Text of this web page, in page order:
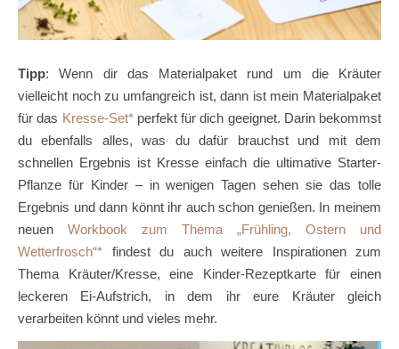
Tipp: Wenn dir das Materialpaket rund um die Kräuter
vielleicht noch zu umfangreich ist, dann ist mein Materialpaket
für das Kresse-Set perfekt für dich geeignet. Darin bekommst
du ebenfalls alles, was du dafür brauchst und mit dem
schnellen Ergebnis ist Kresse einfach die ultimative Starter-
Pflanze für Kinder – in wenigen Tagen sehen sie das tolle
Ergebnis und dann könnt ihr auch schon genießen. In meinem
neuen Workbook zum Thema „Frühling, Ostern und
Wetterfrosch“
findest du auch weitere Inspirationen zum
Thema Kräuter/Kresse, eine Kinder-Rezeptkarte für einen
leckeren Ei-Aufstrich, in dem ihr eure Kräuter gleich
verarbeiten könnt und vieles mehr.